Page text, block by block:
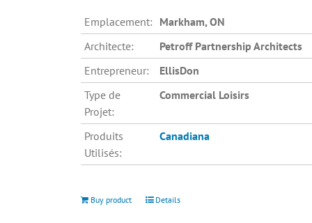
Emplacement: Markham, ON
Architecte:
Petroff Partnership Architects
Entrepreneur:
EllisDon
Type de
Projet:
Commercial Loisirs
Produits
Utilisés:
Canadiana
Buy product Details